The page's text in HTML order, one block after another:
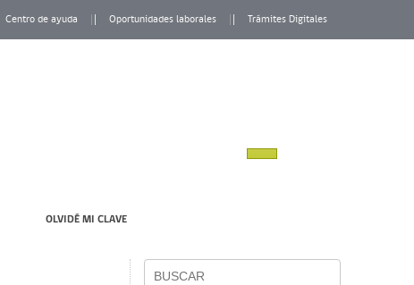
Centro de ayuda Oportunidades laborales Trámites Digitales
OLVIDÉ MI CLAVE